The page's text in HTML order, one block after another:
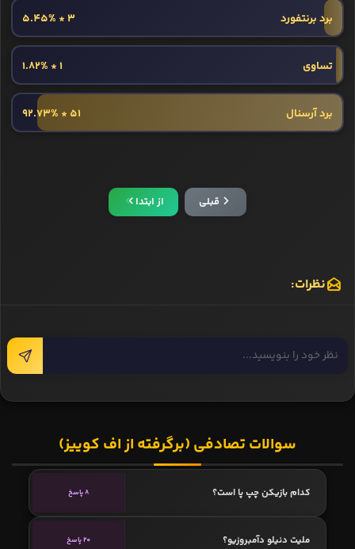
برد برنتفورد 3 * 5.45%
تساوی 1 * 1.82%
برد آرسنال 51 * 92.73%
قبلی از ابتدا
نظرات:
سوالات تصادفی (برگرفته از اف کوییز)
کدام بازیکن چپ پا است؟ 8 پاسخ
ملیت دنیلو دآمبروزیو؟ 20 پاسخ